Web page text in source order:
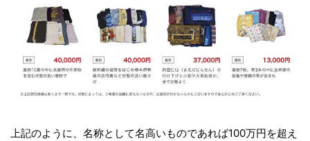
上記のように、名称として名高いものであれば100万円を超え